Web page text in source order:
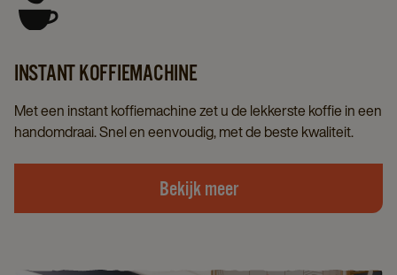
INSTANT KOFFIEMACHINE
Met een instant koffiemachine zet u de lekkerste koffie in een
handomdraai. Snel en eenvoudig, met de beste kwaliteit.
Bekijk meer